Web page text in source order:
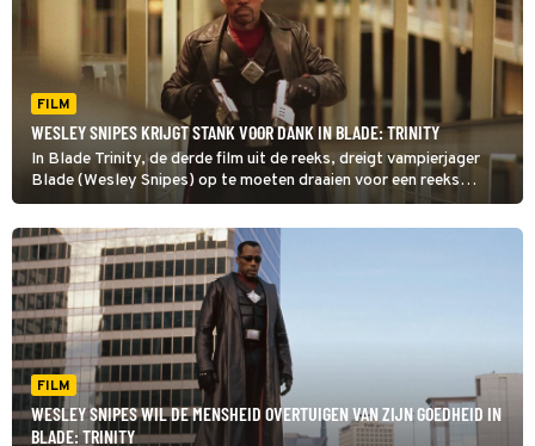
FILM
WESLEY SNIPES KRIJGT STANK VOOR DANK IN BLADE: TRINITY
In Blade Trinity, de derde film uit de reeks, dreigt vampierjager
Blade (Wesley Snipes) op te moeten draaien voor een reeks
gruwelijke moorden. In de tussentijd moet hij ook voorkomen dat
de vampieren het menselijk ras uitroeien.
FILM
WESLEY SNIPES WIL DE MENSHEID OVERTUIGEN VAN ZIJN GOEDHEID IN
BLADE: TRINITY